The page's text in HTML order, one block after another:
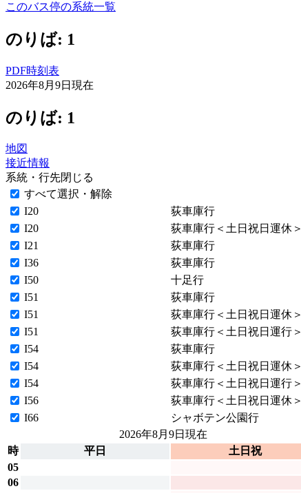
このバス停の系統一覧
のりば: 1
PDF時刻表
2026年8月9日 現在
のりば: 1
地図
接近情報
系統・行先閉じる
すべて選択・解除
I20
荻車庫行
I20
荻車庫行＜土日祝日運休＞
I21
荻車庫行
I36
荻車庫行
I50
十足行
I51
荻車庫行
I51
荻車庫行＜土日祝日運休＞
I51
荻車庫行＜土日祝日運行＞
I54
荻車庫行
I54
荻車庫行＜土日祝日運休＞
I54
荻車庫行＜土日祝日運行＞
I56
荻車庫行＜土日祝日運休＞
I66
シャボテン公園行
2026年8月9日 現在
時
平日
土日祝
05
06